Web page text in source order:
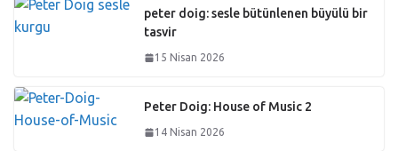
peter doig: sesle bütünlenen büyülü bir
tasvir
15 Nisan 2026
Peter Doig: House of Music 2
14 Nisan 2026